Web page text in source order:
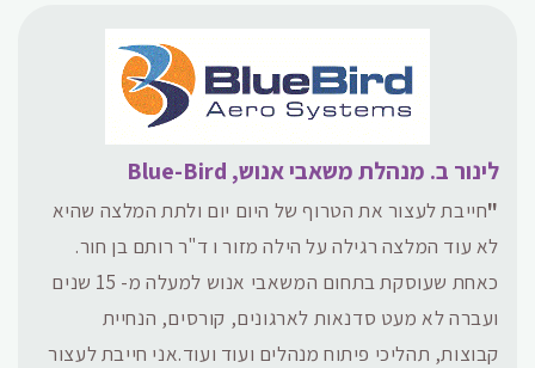
לינור ב. מנהלת משאבי אנוש, Blue-Bird
"חייבת לעצור את הטרוף של היום יום ולתת המלצה שהיא
לא עוד המלצה רגילה על הילה מזור ו ד"ר רותם בן חור.
כאחת שעוסקת בתחום המשאבי אנוש למעלה מ- 15 שנים
ועברה לא מעט סדנאות לארגונים, קורסים, הנחיית
קבוצות, תהליכי פיתוח מנהלים ועוד ועוד.אני חייבת לעצור